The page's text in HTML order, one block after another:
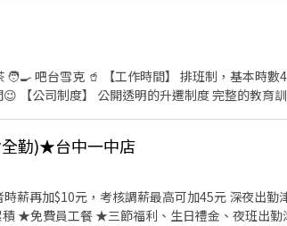
🧑‍🍳 吧台雪克 🥤 【工作時間】 排班制，基本時
【公司制度】 公開透明的升遷制度 完整的教育
全勤)★台中一中店
再加$10元，考核調薪最高可加45元 深夜出勤津貼
★免費員工餐 ★三節福利、生日禮金、夜班出